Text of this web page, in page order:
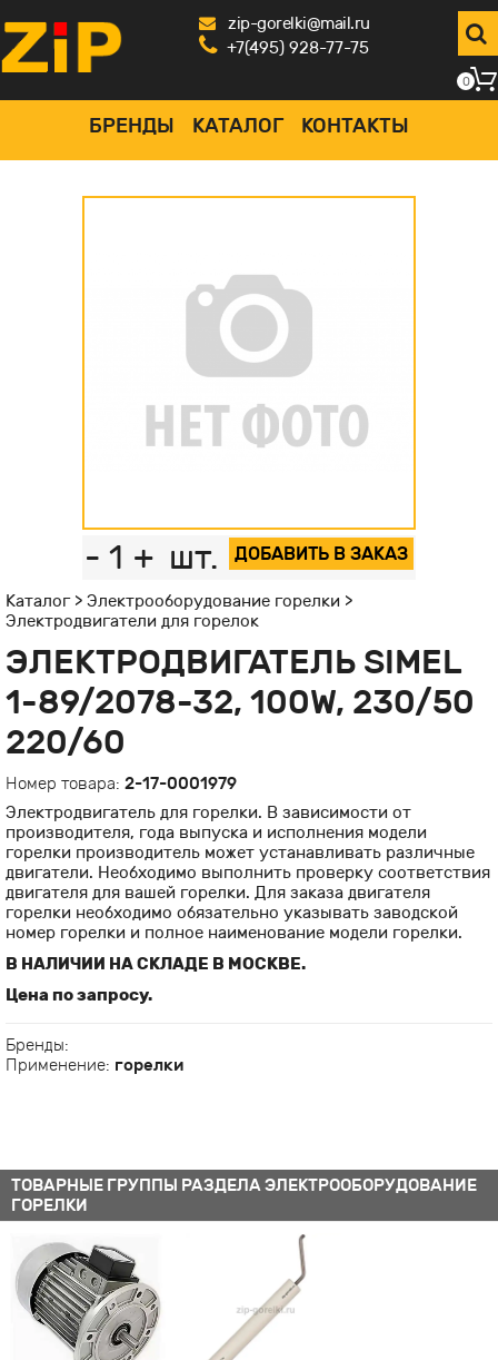
zip-gorelki@mail.ru
+7(495) 928-77-75
БРЕНДЫ КАТАЛОГ КОНТАКТЫ
0
- 1 + шт. ДОБАВИТЬ В ЗАКАЗ
Каталог> Электрооборудование горелки >
Электродвигатели для горелок
ЭЛЕКТРОДВИГАТЕЛЬ SIMEL
1-89/2078-32, 100W, 230/50
220/60
Номер товара: 2-17-0001979
Электродвигатель для горелки. В зависимости от
производителя, года выпуска и исполнения модели
горелки производитель может устанавливать различные
двигатели. Необходимо выполнить проверку соответствия
двигателя для вашей горелки. Для заказа двигателя
горелки необходимо обязательно указывать заводской
номер горелки и полное наименование модели горелки.
В НАЛИЧИИ НА СКЛАДЕ В МОСКВЕ.
Цена по запросу.
Бренды:
Применение: горелки
ТОВАРНЫЕ ГРУППЫ РАЗДЕЛА ЭЛЕКТРООБОРУДОВАНИЕ
ГОРЕЛКИ